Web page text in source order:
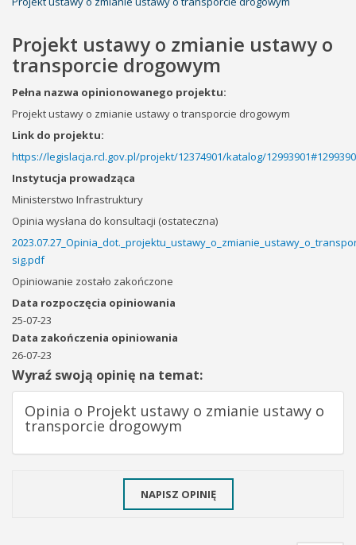
Projekt ustawy o zmianie ustawy o
transporcie drogowym
Pełna nazwa opinionowanego projektu:
Projekt ustawy o zmianie ustawy o transporcie drogowym
Link do projektu:
https://legislacja.rcl.gov.pl/projekt/12374901/katalog/
Instytucja prowadząca
Ministerstwo Infrastruktury
Opinia wysłana do konsultacji (ostateczna)
sig.pdf
Opiniowanie zostało zakończone
Data rozpoczęcia opiniowania
25-07-23
Data zakończenia opiniowania
26-07-23
Wyraź swoją opinię na temat:
Opinia o Projekt ustawy o zmianie ustawy o
transporcie drogowym
NAPISZ OPINIĘ